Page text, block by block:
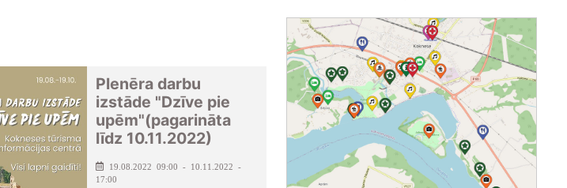
Plenēra darbu
izstāde "Dzīve pie
upēm"(pagarināta
līdz 10.11.2022)
19.08.2022 09:00 - 10.11.2022 -
17:00